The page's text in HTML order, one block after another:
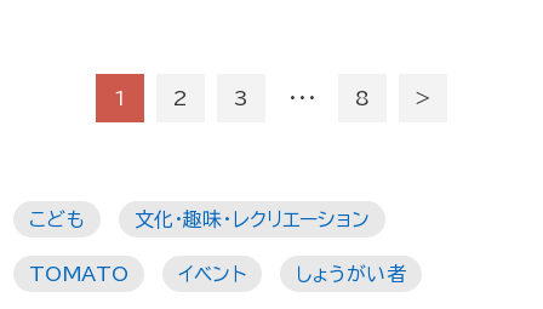
1 2 3 ・・・ 8 ＞
こども 文化・趣味・レクリエーション
TOMATO イベント しょうがい者